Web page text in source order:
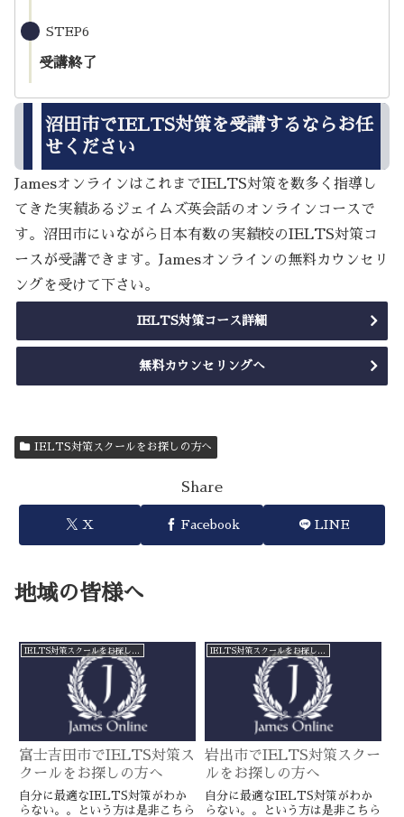
STEP6
受講終了
沼田市でIELTS対策を受講するならお任
せください
JamesオンラインはこれまでIELTS対策を数多く指導し
てきた実績あるジェイムズ英会話のオンラインコースで
す。沼田市にいながら日本有数の実績校のIELTS対策コ
ースが受講できます。Jamesオンラインの無料カウンセリ
ングを受けて下さい。
IELTS対策コース詳細
無料カウンセリングへ
IELTS対策スクールをお探しの方へ
Share
X Facebook LINE
地域の皆様へ
IELTS対策スクールをお探しの方へ
富士吉田市でIELTS対策ス
クールをお探しの方へ
自分に最適なIELTS対策がわか
らない。。という方は是非こちら
IELTS対策スクールをお探しの方へ
岩出市でIELTS対策スクー
ルをお探しの方へ
自分に最適なIELTS対策がわか
らない。。という方は是非こちら